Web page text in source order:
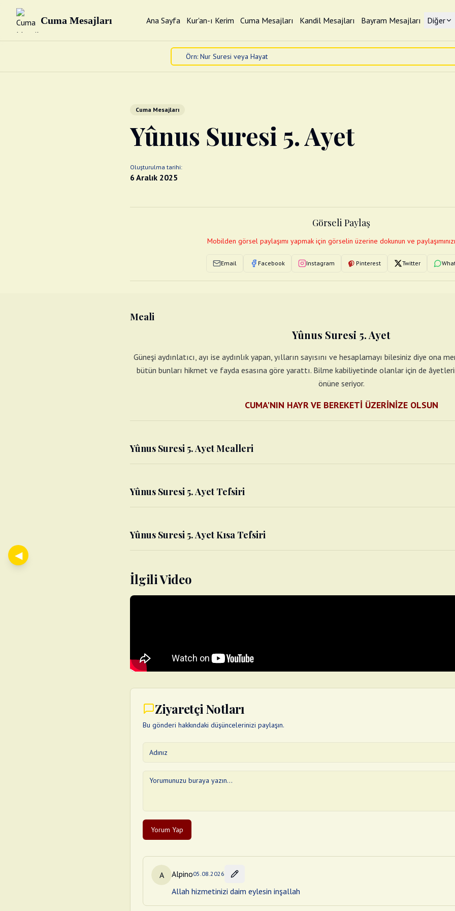
Cuma Mesajları Ana Sayfa Kur'an-ı Kerim Cuma Mesajları Kandil Mesajları Bayram Mesajları Diğer
Cuma Mesajları
Yûnus Suresi 5. Ayet
Oluşturulma tarihi:
6 Aralık 2025
Görseli Paylaş
Mobilden görsel paylaşımı yapmak için görselin üzerine dokunun ve
Email Facebook Instagram Pinterest Twitter
Meali
Yûnus Suresi 5. Ayet
Güneşi aydınlatıcı, ayı ise aydınlık yapan, yılların sayısını ve hesaplamayı bilesiniz diye ona
bütün bunları hikmet ve fayda esasına göre yarattı. Bilme kabiliyetinde olanlar için de
önüne seriyor.
CUMA'NIN HAYR VE BEREKETİ ÜZERİNİZE OLSUN
Yûnus Suresi 5. Ayet Mealleri
Yûnus Suresi 5. Ayet Tefsiri
Yûnus Suresi 5. Ayet Kısa Tefsiri
İlgili Video
Ziyaretçi Notları
Bu gönderi hakkındaki düşüncelerinizi paylaşın.
Yorum Yap
A Alpino05.08.2026
Allah hizmetinizi daim eylesin inşallah
◀